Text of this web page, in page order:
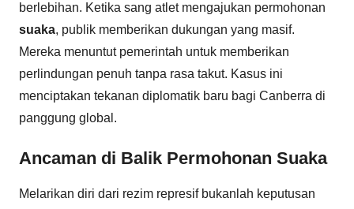
berlebihan. Ketika sang atlet mengajukan permohonan
suaka, publik memberikan dukungan yang masif.
Mereka menuntut pemerintah untuk memberikan
perlindungan penuh tanpa rasa takut. Kasus ini
menciptakan tekanan diplomatik baru bagi Canberra di
panggung global.
Ancaman di Balik Permohonan Suaka
Melarikan diri dari rezim represif bukanlah keputusan